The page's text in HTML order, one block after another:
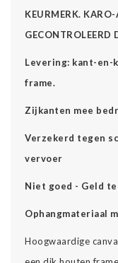
KEURMERK.
GECONTROLEERD
Levering: kant-en-
frame.
Zijkanten mee
Verzekerd tegen
vervoer
Niet goed - Geld
Ophangmateriaal
Hoogwaardige